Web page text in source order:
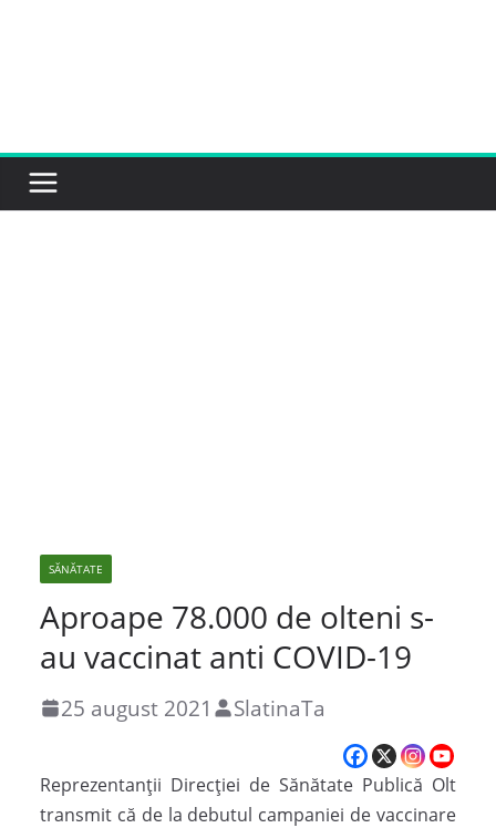
SĂNĂTATE
Aproape 78.000 de olteni s-
au vaccinat anti COVID-19
25 august 2021 SlatinaTa
Reprezentanții Direcției de Sănătate Publică Olt
transmit că de la debutul campaniei de vaccinare